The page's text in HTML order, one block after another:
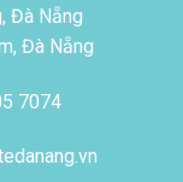
Đà Nẵng
Đà Nẵng
7074